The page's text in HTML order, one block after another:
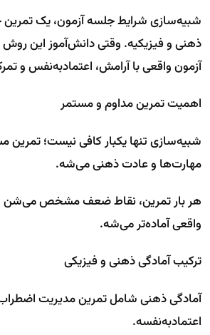
شبیه‌سازی شرایط جلسه آزمون، یک تمرین
ذهنی و فیزیکیه. وقتی دانش‌آموز این روش
آزمون واقعی با آرامش، اعتمادبه‌نفس و
اهمیت تمرین مداوم و مستمر
شبیه‌سازی تنها یکبار کافی نیست؛ تمرین
مهارت‌ها و عادت ذهنی می‌شه.
هر بار تمرین، نقاط ضعف مشخص می‌شن و
واقعی آماده‌تر می‌شه.
ترکیب آمادگی ذهنی و فیزیکی
آمادگی ذهنی شامل تمرین مدیریت
اعتمادبه‌نفسه.